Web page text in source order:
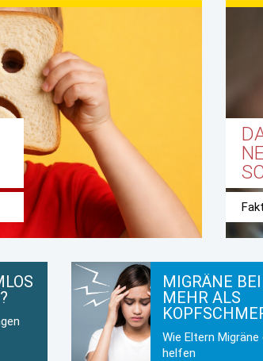
MIGRÄNE
MEHR ALS
Wie Eltern Migräne
helfen